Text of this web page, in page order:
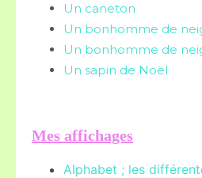
Un caneton
Un bonhomme de
Un bonhomme de
Un sapin de Noël
Mes affichages
Alphabet ; les